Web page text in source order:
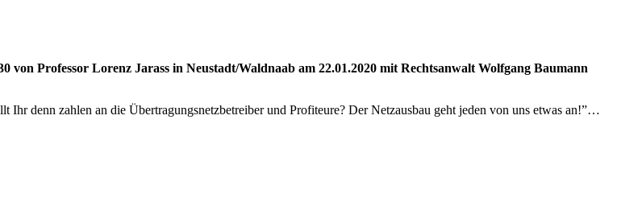
von Pro­fes­sor Lorenz Jarass in Neustadt/Waldnaab am 22.01.2020 mit Rechts­an­walt Wolf­gang Bau­mann
denn zah­len an die Über­tra­gungs­netz­be­trei­ber und Pro­fi­teu­re? Der Netz­aus­bau geht jeden von uns etwas an!”…